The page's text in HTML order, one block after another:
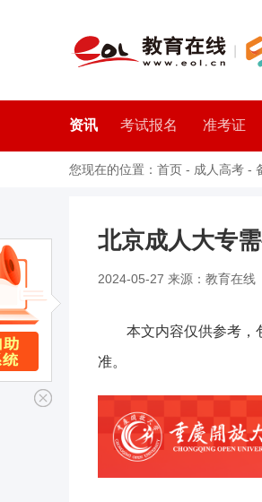
资讯 考试报名 准考证
您现在的位置： 首页 - 成人高考 -
北京成人大专
2024-05-27 来源：教育在线
本文内容仅供参考，
准。